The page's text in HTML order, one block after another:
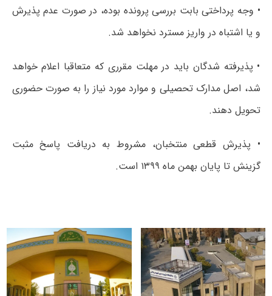
• وجه پرداختی بابت بررسی پرونده بوده، در صورت عدم پذیرش
و یا اشتباه در واریز مسترد نخواهد شد.
• پذیرفته شدگان باید در مهلت مقرری که متعاقبا اعلام خواهد
شد، اصل مدارک تحصیلی و موارد مورد نیاز را به صورت حضوری
تحویل دهند.
• پذیرش قطعی منتخبان، مشروط به دریافت پاسخ مثبت
گزینش تا پایان بهمن ماه ۱۳۹۹ است.